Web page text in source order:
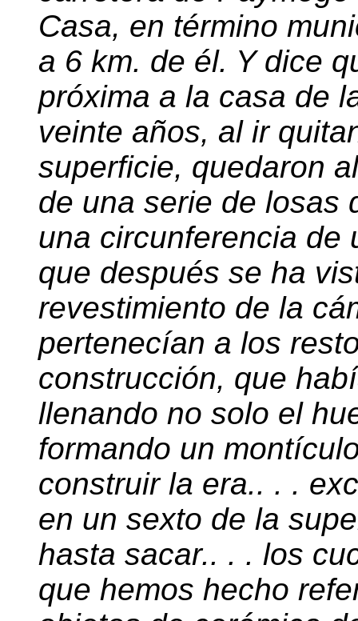
Casa, en término
a 6 km. de él. Y dice
próxima a la casa de
veinte años, al ir
superficie, quedaron
de una serie de losas
una circunferencia de
que después se ha
revestimiento de la
pertenecían a los
construcción, que
llenando no solo el
formando un
construir la era.. . .
en un sexto de la
hasta sacar.. . . los
que hemos hecho